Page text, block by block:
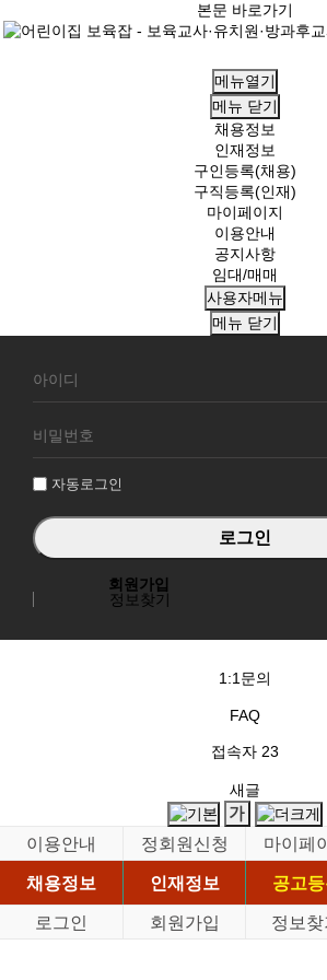
본문 바로가기
메뉴열기
메뉴 닫기
채용정보
인재정보
구인등록(채용)
구직등록(인재)
마이페이지
이용안내
공지사항
임대/매매
사용자메뉴
메뉴 닫기
원
그
자동로그인
회원가입
정보찾기
1:1문의
FAQ
접속자 23
새글
이용안내 정회원신청 마이페
채용정보
인재정보 공고
로그인
회원가입 정보찾